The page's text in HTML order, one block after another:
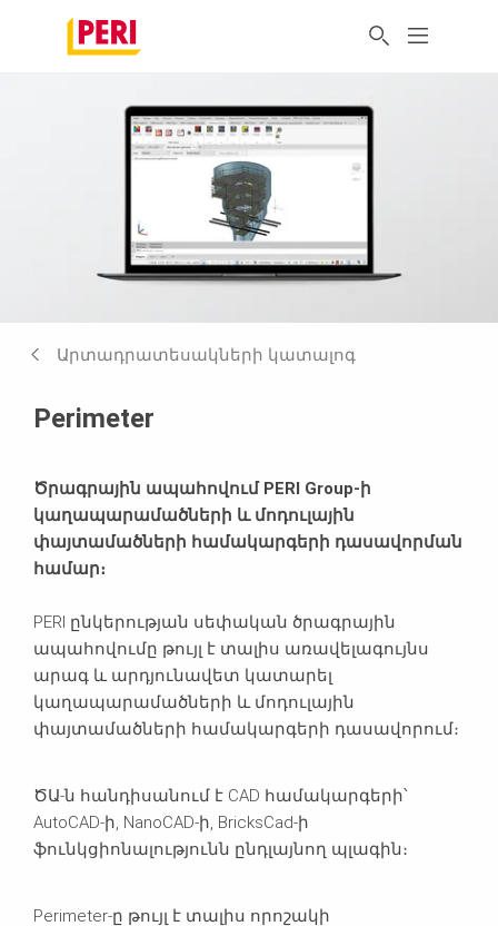
Արտադրատեսակների կատալոգ
Perimeter
Ծրագրային ապահովում PERI Group-ի
կաղապարամածների և մոդուլային
փայտամածների համակարգերի դասավորման
համար։
PERI ընկերության սեփական ծրագրային
ապահովումը թույլ է տալիս առավելագույնս
արագ և արդյունավետ կատարել
կաղապարամածների և մոդուլային
փայտամածների համակարգերի դասավորում։
ԾԱ-ն հանդիսանում է CAD համակարգերի՝
AutoCAD-ի, NanoCAD-ի, BricksCad-ի
ֆունկցիոնալությունն ընդլայնող պլագին։
Perimeter-ը թույլ է տալիս որոշակի